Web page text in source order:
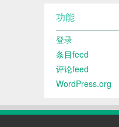
功能
登录
条目feed
评论feed
WordPress.org